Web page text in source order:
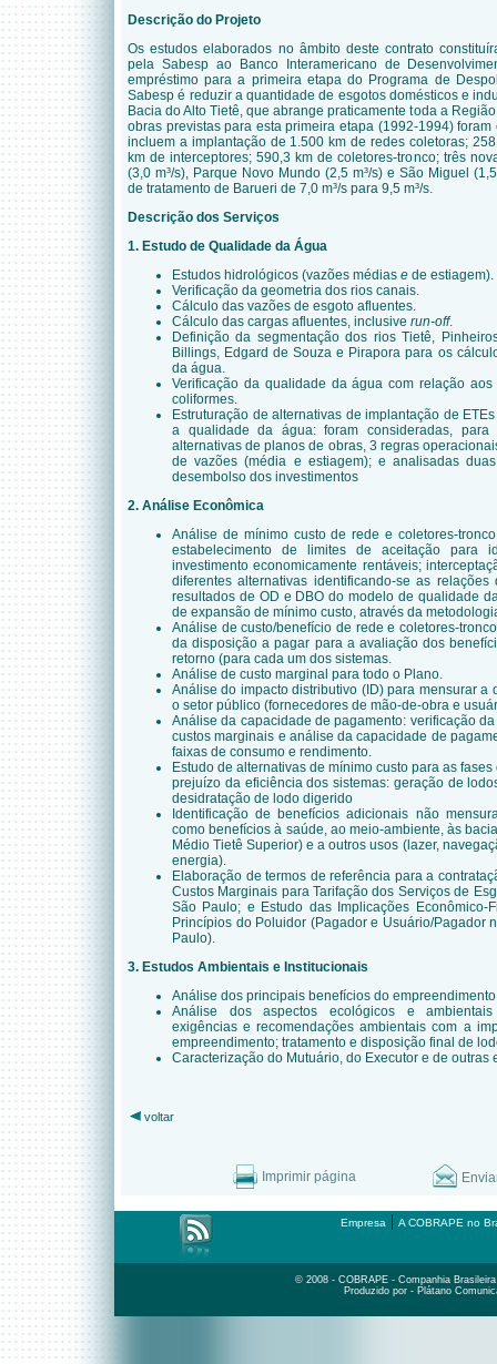
Descrição do Projeto
Os estudos elaborados no âmbito deste contrato
pela Sabesp ao Banco Interamericano de
empréstimo para a primeira etapa do Programa de
Sabesp é reduzir a quantidade de esgotos domésticos e
Bacia do Alto Tietê, que abrange praticamente toda a
obras previstas para esta primeira etapa (1992-1994)
incluem a implantação de 1.500 km de redes coletoras;
km de interceptores; 590,3 km de coletores-tronco; três
(3,0 m³/s), Parque Novo Mundo (2,5 m³/s) e São Miguel
de tratamento de Barueri de 7,0 m³/s para 9,5 m³/s.
Descrição dos Serviços
1. Estudo de Qualidade da Água
Estudos hidrológicos (vazões médias e de estiagem).
Verificação da geometria dos rios canais.
Cálculo das vazões de esgoto afluentes.
Cálculo das cargas afluentes, inclusive run-off.
Definição da segmentação dos riosTietê,
Billings, Edgard de Souza e Pirapora para os
da água.
Verificação da qualidade da água com relação
coliformes.
Estruturação de alternativas de implantação de
a qualidade da água: foram consideradas,
alternativas de planos de obras, 3 regras
de vazões (média e estiagem); e analisadas
desembolso dos investimentos
2. Análise Econômica
Análise de mínimo custo de rede e coletores-
estabelecimento de limites de aceitação para
investimento economicamente rentáveis;
diferentes alternativas identificando-se as
resultados de OD e DBO do modelo de qualidade
de expansão de mínimo custo, através da
Análise de custo/benefício de rede e coletores-
da disposição a pagar para a avaliação dos
retorno (para cada um dos sistemas.
Análise de custo marginal para todo o Plano.
Análise do impacto distributivo (ID) para mensurar a
o setor público (fornecedores de mão-de-obra e
Análise da capacidade de pagamento: verificação
custos marginais e análise da capacidade de
faixas de consumo e rendimento.
Estudo de alternativas de mínimo custo para as
prejuízo da eficiência dos sistemas: geração de
desidratação de lodo digerido
Identificação de benefícios adicionais não
como benefícios à saúde, ao meio-ambiente, às
Médio Tietê Superior) e a outros usos (lazer,
energia).
Elaboração de termos de referência para a
Custos Marginais para Tarifação dos Serviços de
São Paulo; e Estudo das Implicações Econômico-
Princípios do Poluidor (Pagador e Usuário/Pagador
Paulo).
3. Estudos Ambientais e Institucionais
Análise dos principais benefícios do
Análise dos aspectos ecológicos e
exigências e recomendações ambientais com a
empreendimento; tratamento e disposição final de
Caracterização do Mutuário, do Executor e de outras
voltar
Imprimir página
Empresa | A COBRAPE no
© 2008 - COBRAPE - Companhia
Produzido por - Plátano